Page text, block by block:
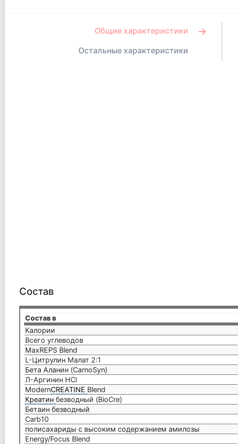
Общие характеристики
Остальные характеристики
Состав
Состав в
Калории
Всего углеводов
MaxREPS Blend
L-Цитрулин Малат 2:1
Бета Аланин (CarnoSyn)
Л-Аргинин HCl
ModernCREATINE Blend
Креатинбезводный (BioCre)
Бетаин безводный
Carb10
полисахариды с высоким содержанием амилозы
Energy/Focus Blend